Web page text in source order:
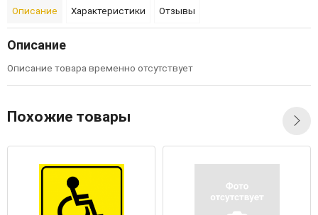
Описание Характеристики Отзывы
Описание
Описание товара временно отсутствует
Похожие товары